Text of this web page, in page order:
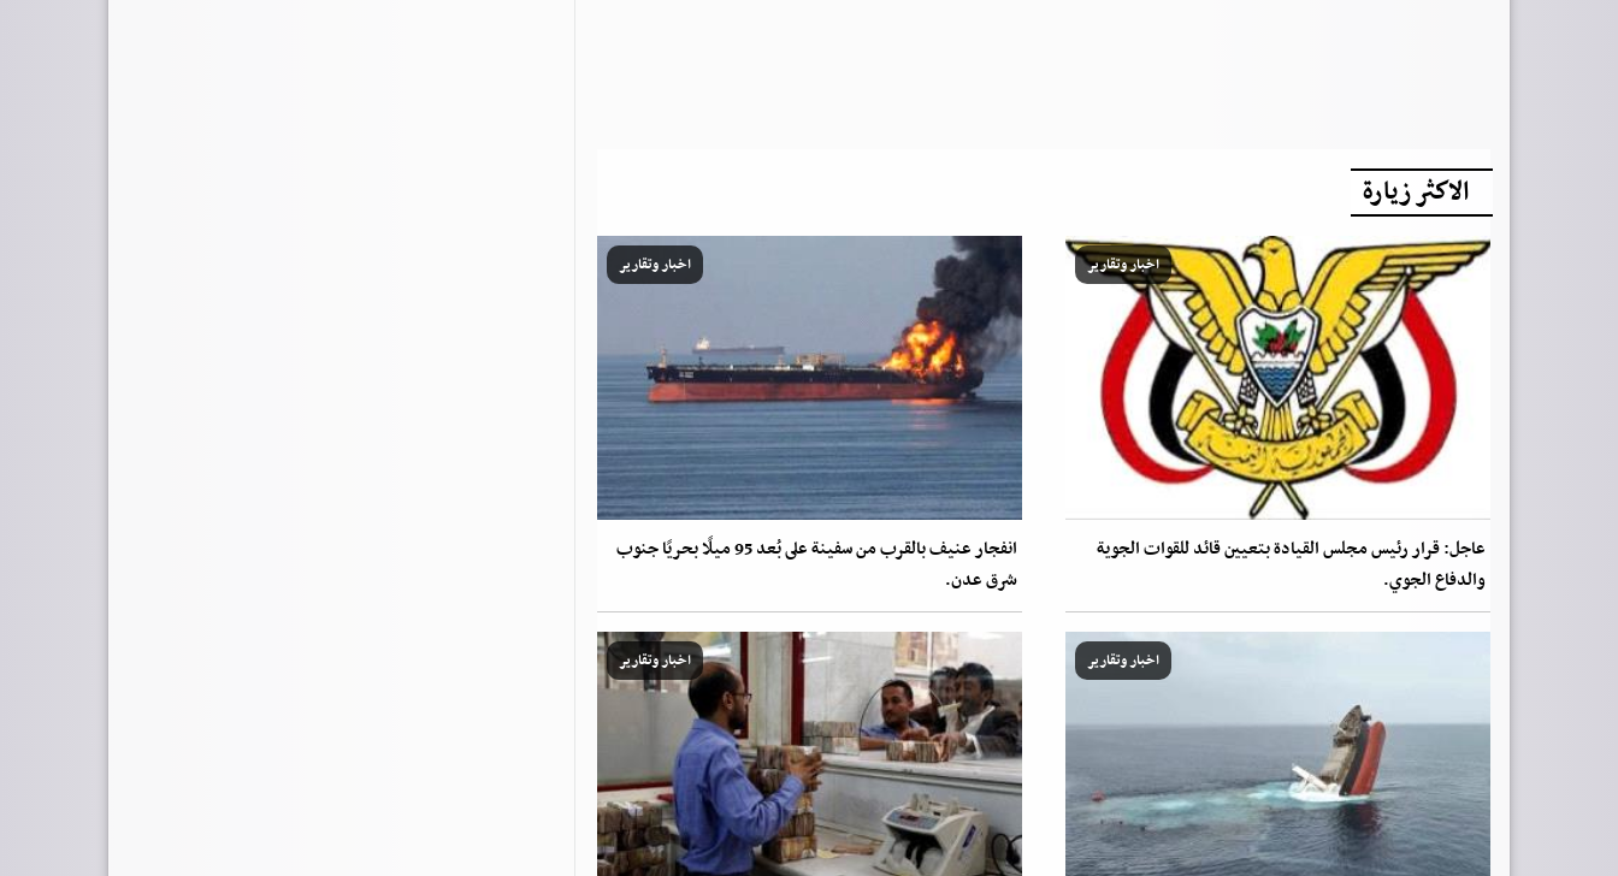
الاكثر زيارة
اخبار وتقارير
عاجل: قرار رئيس مجلس القيادة بتعيين قائد للقوات الجوية
والدفاع الجوي.
اخبار وتقارير
انفجار عنيف بالقرب من سفينة على بُعد 95 ميلًا بحريًا جنوب
شرق عدن.
اخبار وتقارير اخبار وتقارير